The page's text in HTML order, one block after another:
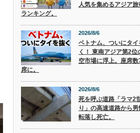
人気を集めるアジア旅
ランキング。
2026/8/6
ベトナム、ついにタイ
く！ 東南アジア第2位
空市場に浮上。座席
席に。
2026/8/6
死を呼ぶ道路「ラマ2
り」の高速道路から男
転落し死亡。